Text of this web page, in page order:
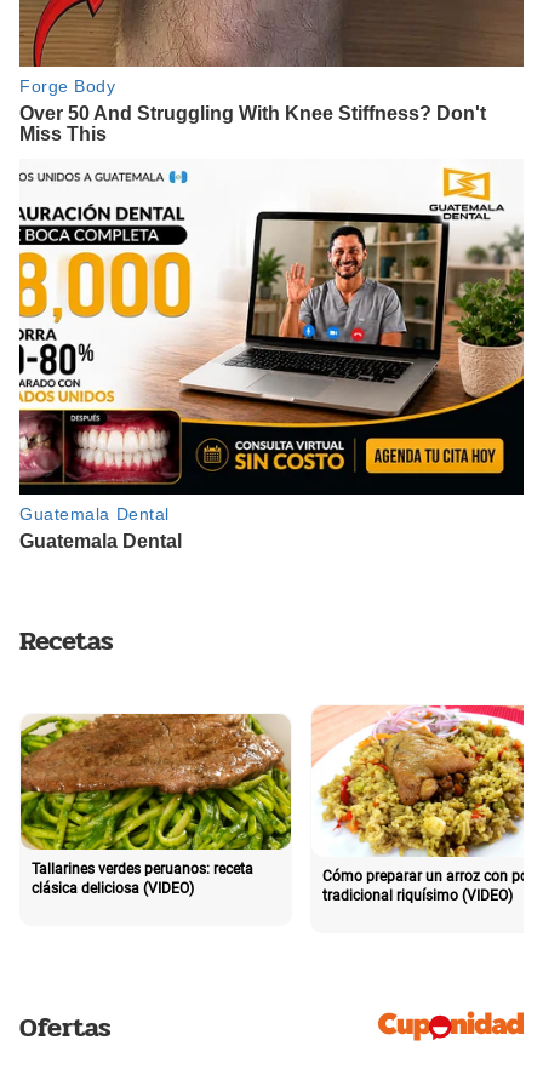
Recetas
Tallarines verdes peruanos: receta
clásica deliciosa (VIDEO)
Cómo preparar un arroz con pollo
tradicional riquísimo (VIDEO)
Ofertas